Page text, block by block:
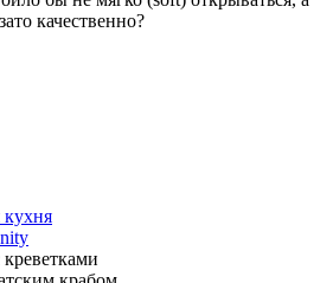
качественно?